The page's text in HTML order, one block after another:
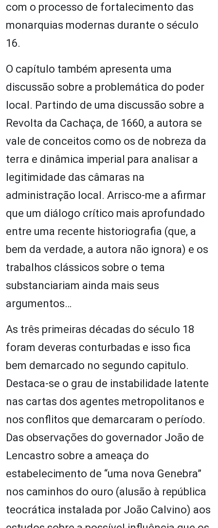
com o processo de fortalecimento das
monarquias modernas durante o século
16.
O capítulo também apresenta uma
discussão sobre a problemática do poder
local. Partindo de uma discussão sobre a
Revolta da Cachaça, de 1660, a autora se
vale de conceitos como os de nobreza da
terra e dinâmica imperial para analisar a
legitimidade das câmaras na
administração local. Arrisco-me a afirmar
que um diálogo crítico mais aprofundado
entre uma recente historiografia (que, a
bem da verdade, a autora não ignora) e os
trabalhos clássicos sobre o tema
substanciariam ainda mais seus
argumentos…
As três primeiras décadas do século 18
foram deveras conturbadas e isso fica
bem demarcado no segundo capitulo.
Destaca-se o grau de instabilidade latente
nas cartas dos agentes metropolitanos e
nos conflitos que demarcaram o período.
Das observações do governador João de
Lencastro sobre a ameaça do
estabelecimento de “uma nova Genebra”
nos caminhos do ouro (alusão à república
teocrática instalada por João Calvino) aos